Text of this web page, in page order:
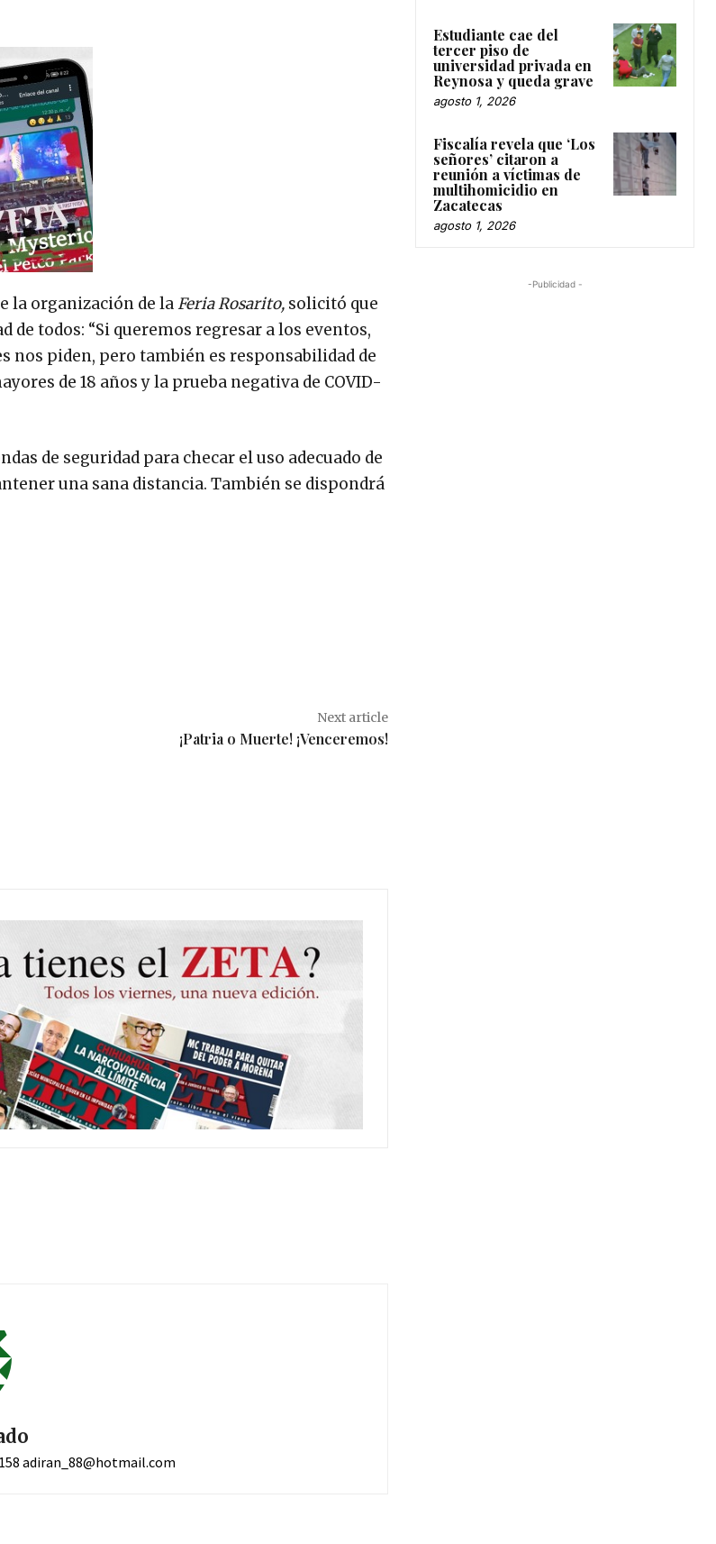
la organización de laFeria Rosarito, solicitó que
todos: “Si queremos regresar a los eventos,
nos piden, pero también es responsabilidad de
de 18 años y la prueba negativa de COVID-
de seguridad para checar el uso adecuado de
una sana distancia. También se dispondrá
Next article
¡Patria o Muerte! ¡Venceremos!
adiran_88@hotmail.com
Estudiante cae del
tercer piso de
universidad privada en
Reynosa y queda grave
agosto 1, 2026
Fiscalía revela que ‘Los
señores’ citaron a
reunión a víctimas de
multihomicidio en
Zacatecas
agosto 1, 2026
-Publicidad -